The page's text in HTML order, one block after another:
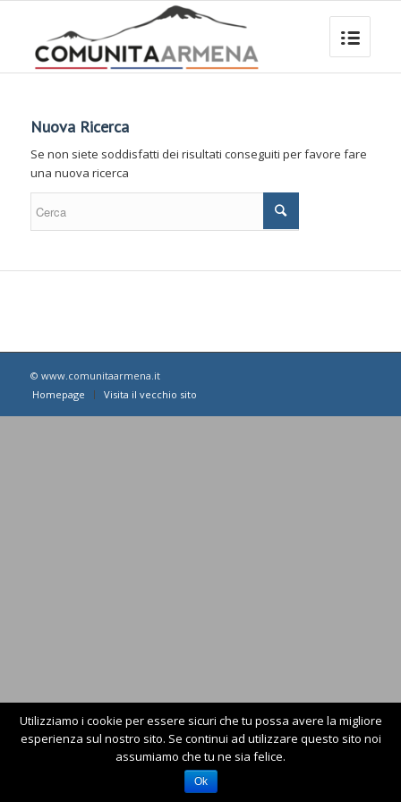
Nuova Ricerca
Se non siete soddisfatti dei risultati conseguiti per favore fare
una nuova ricerca
© www.comunitaarmena.it
Homepage
Visita il vecchio sito
Utilizziamo i cookie per essere sicuri che tu possa avere la migliore
esperienza sul nostro sito. Se continui ad utilizzare questo sito noi
assumiamo che tu ne sia felice.
Ok